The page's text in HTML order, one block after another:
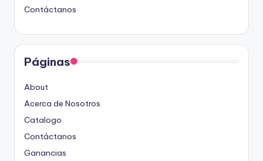
Contáctanos
Páginas
About
Acerca de Nosotros
Catalogo
Contáctanos
Ganancias